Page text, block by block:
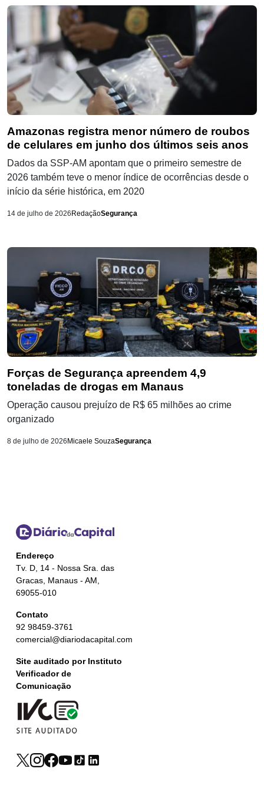
Amazonas registra menor número de roubos
de celulares em junho dos últimos seis anos
Dados da SSP-AM apontam que o primeiro semestre de
2026 também teve o menor índice de ocorrências desde o
início da série histórica, em 2020
14 de julho de 2026RedaçãoSegurança
Forças de Segurança apreendem 4,9
toneladas de drogas em Manaus
Operação causou prejuízo de R$ 65 milhões ao crime
organizado
8 de julho de 2026Micaele SouzaSegurança
Endereço
Tv. D, 14 - Nossa Sra. das
Gracas, Manaus - AM,
69055-010
Contato
92 98459-3761
comercial@diariodacapital.com
Site auditado por Instituto
Verificador de
Comunicação